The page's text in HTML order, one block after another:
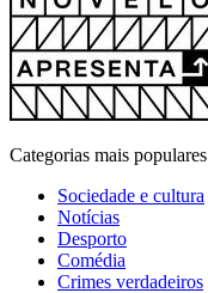
Categorias mais populares
Sociedade e cultura
Notícias
Desporto
Comédia
Crimes verdadeiros